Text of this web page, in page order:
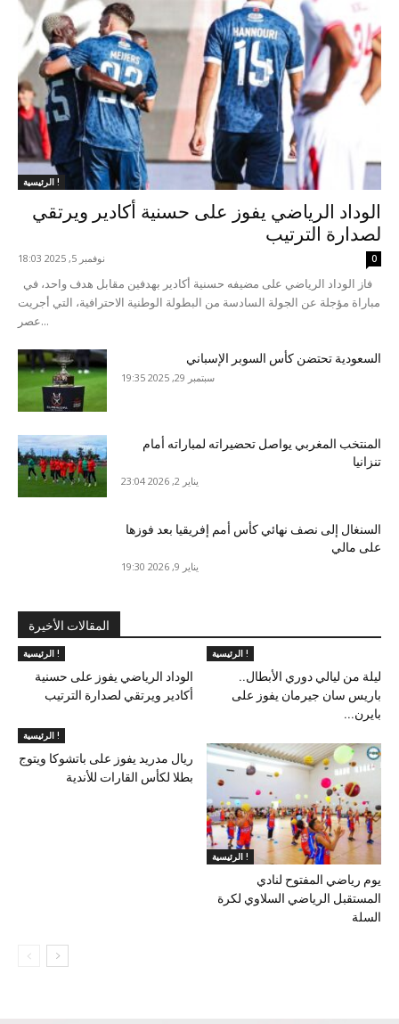
الرئيسية !
الوداد الرياضي يفوز على حسنية أكادير ويرتقي
لصدارة الترتيب
نوفمبر 5, 2025 18:03 0
مباراة مؤجلة عن الجولة السادسة من البطولة الوطنية الاحترافية، التي أجريت
عصر...
السعودية تحتضن كأس السوبر الإسباني
سبتمبر 29, 2025 19:35
المنتخب المغربي يواصل تحضيراته لمباراته أمام
تنزانيا
يناير 2, 2026 23:04
السنغال إلى نصف نهائي كأس أمم إفريقيا بعد فوزها
على مالي
يناير 9, 2026 19:30
المقالات الأخيرة
الرئيسية !
الوداد الرياضي يفوز على حسنية
أكادير ويرتقي لصدارة الترتيب
الرئيسية !
ليلة من ليالي دوري الأبطال..
باريس سان جيرمان يفوز على
بايرن...
الرئيسية !
ريال مدريد يفوز على باتشوكا ويتوج
بطلا لكأس القارات للأندية
الرئيسية !
يوم رياضي المفتوح لنادي
المستقبل الرياضي السلاوي لكرة
السلة